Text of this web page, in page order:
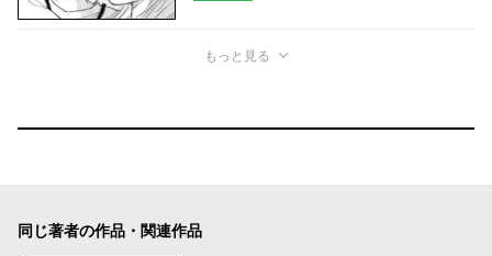
もっと見る
同じ著者の作品・関連作品